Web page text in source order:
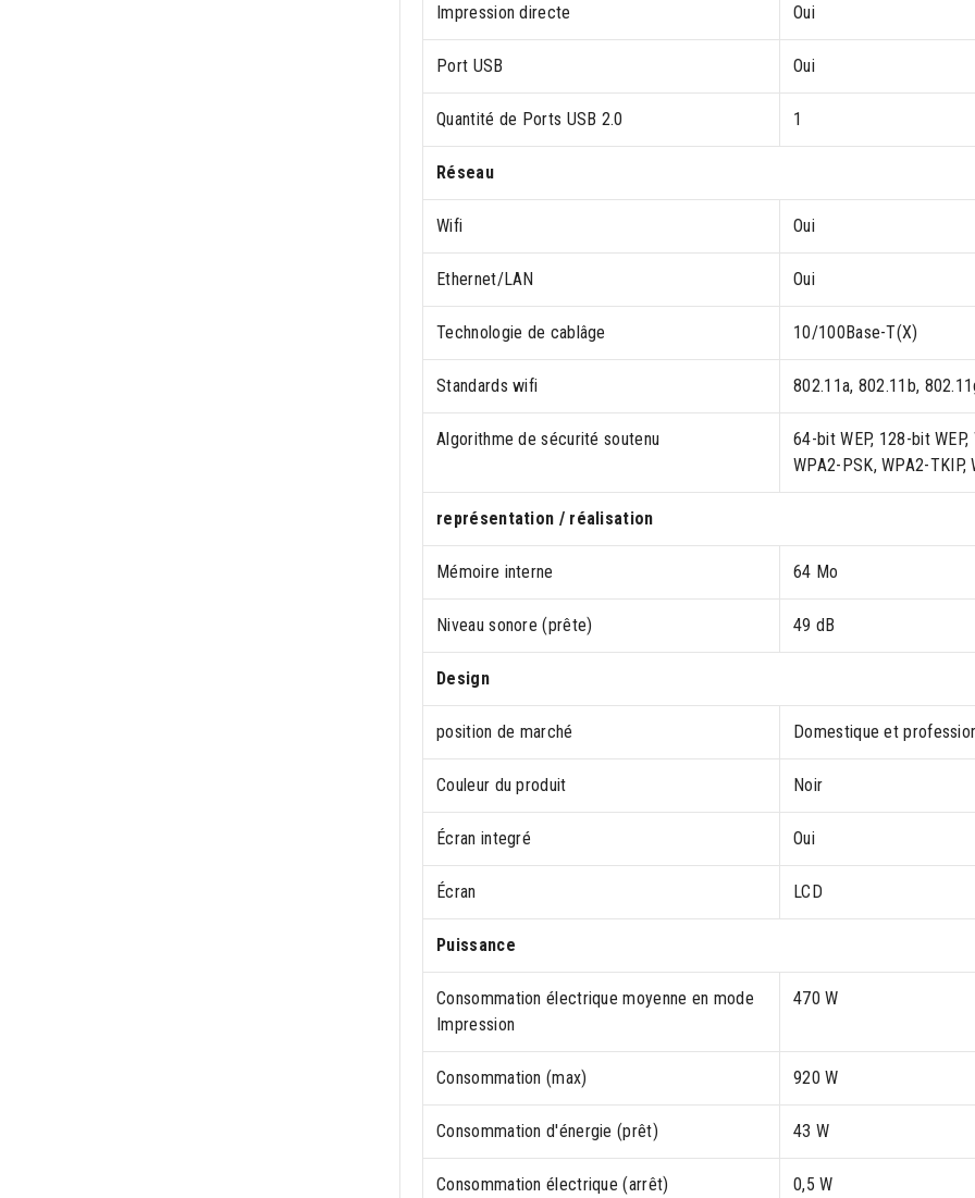
Impression directe Oui
Port USB Oui
Quantité de Ports USB 2.0 1
Réseau
Wifi Oui
Ethernet/LAN Oui
Technologie de cablâge 10/100Base-T(X)
Standards wifi 802.11a, 802.11b,
Algorithme de sécurité soutenu
64-bit WEP, 128-bit WEP,
WPA2-PSK, WPA2-TKIP,
représentation / réalisation
Mémoire interne 64 Mo
Niveau sonore (prête) 49 dB
Design
position de marché Domestique et
Couleur du produit Noir
Écran integré Oui
Écran LCD
Puissance
Consommation électrique moyenne en mode
Impression
470 W
Consommation (max) 920 W
Consommation d'énergie (prêt) 43 W
Consommation électrique (arrêt) 0,5 W